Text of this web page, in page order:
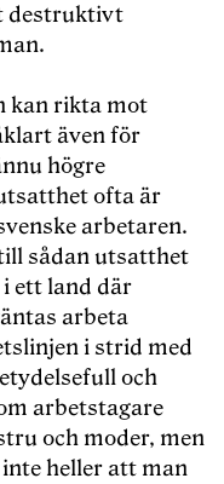
destruktivt
kan rikta mot
även för
högre
ofta är
arbetaren.
sådan utsatthet
ett land där
arbeta
i strid med
och
arbetstagare
och moder, men
heller att man